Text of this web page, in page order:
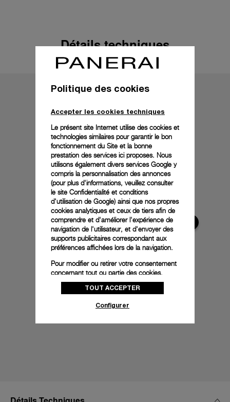
Détails techniques
Politique des cookies
Accepter les cookies techniques
Le présent site Internet utilise des cookies et
technologies similaires pour garantir le bon
fonctionnement du Site et la bonne
prestation des services ici proposes. Nous
utilisons également divers services Google y
compris la personnalisation des annonces
(pour plus d'informations, veuillez consulter
le site Confidentialité et conditions
d'utilisation de Google) ainsi que nos propres
cookies analytiques et ceux de tiers afin de
comprendre et d'améliorer l'expérience de
navigation de l'utilisateur, et d'envoyer des
supports publicitaires correspondant aux
préférences affichées lors de la navigation.
Pour modifier ou retirer votre consentement
concernant tout ou partie des cookies,
cliquez sur « Configurer » ou consultez notre
politique des cookiespour obtenir plus
donnez votre consentement pour l’utilisation
TOUT ACCEPTER
Configurer